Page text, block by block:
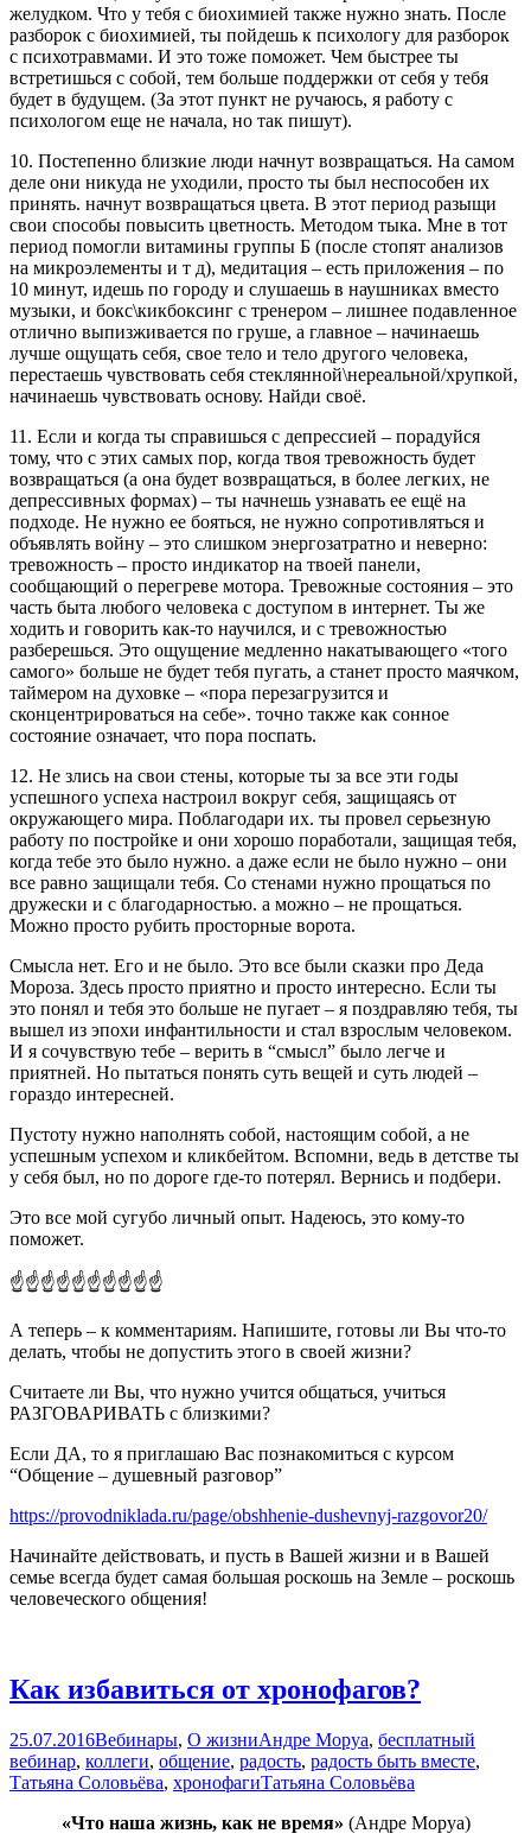
желудком. Что у тебя с биохимией также нужно знать. После
разборок с биохимией, ты пойдешь к психологу для разборок
с психотравмами. И это тоже поможет. Чем быстрее ты
встретишься с собой, тем больше поддержки от себя у тебя
будет в будущем. (За этот пункт не ручаюсь, я работу с
психологом еще не начала, но так пишут).
10. Постепенно близкие люди начнут возвращаться. На самом
деле они никуда не уходили, просто ты был неспособен их
принять. начнут возвращаться цвета. В этот период разыщи
свои способы повысить цветность. Методом тыка. Мне в тот
период помогли витамины группы Б (после стопят анализов
на микроэлементы и т д), медитация – есть приложения – по
10 минут, идешь по городу и слушаешь в наушниках вместо
музыки, и бокс\кикбоксинг с тренером – лишнее подавленное
отлично выпизживается по груше, а главное – начинаешь
лучше ощущать себя, свое тело и тело другого человека,
перестаешь чувствовать себя стеклянной\нереальной/хрупкой,
начинаешь чувствовать основу. Найди своё.
11. Если и когда ты справишься с депрессией – порадуйся
тому, что с этих самых пор, когда твоя тревожность будет
возвращаться (а она будет возвращаться, в более легких, не
депрессивных формах) – ты начнешь узнавать ее ещё на
подходе. Не нужно ее бояться, не нужно сопротивляться и
объявлять войну – это слишком энергозатратно и неверно:
тревожность – просто индикатор на твоей панели,
сообщающий о перегреве мотора. Тревожные состояния – это
часть быта любого человека с доступом в интернет. Ты же
ходить и говорить как-то научился, и с тревожностью
разберешься. Это ощущение медленно накатывающего «того
самого» больше не будет тебя пугать, а станет просто маячком,
таймером на духовке – «пора перезагрузится и
сконцентрироваться на себе». точно также как сонное
состояние означает, что пора поспать.
12. Не злись на свои стены, которые ты за все эти годы
успешного успеха настроил вокруг себя, защищаясь от
окружающего мира. Поблагодари их. ты провел серьезную
работу по постройке и они хорошо поработали, защищая тебя,
когда тебе это было нужно. а даже если не было нужно – они
все равно защищали тебя. Со стенами нужно прощаться по
дружески и с благодарностью. а можно – не прощаться.
Можно просто рубить просторные ворота.
Смысла нет. Его и не было. Это все были сказки про Деда
Мороза. Здесь просто приятно и просто интересно. Если ты
это понял и тебя это больше не пугает – я поздравляю тебя, ты
вышел из эпохи инфантильности и стал взрослым человеком.
И я сочувствую тебе – верить в “смысл” было легче и
приятней. Но пытаться понять суть вещей и суть людей –
гораздо интересней.
Пустоту нужно наполнять собой, настоящим собой, а не
успешным успехом и кликбейтом. Вспомни, ведь в детстве ты
у себя был, но по дороге где-то потерял. Вернись и подбери.
Это все мой сугубо личный опыт. Надеюсь, это кому-то
поможет.
☝️☝️☝️☝️☝️☝️☝️☝️☝️☝️
А теперь – к комментариям. Напишите, готовы ли Вы что-то
делать, чтобы не допустить этого в своей жизни?
Считаете ли Вы, что нужно учится общаться, учиться
РАЗГОВАРИВАТЬ с близкими?
Если ДА, то я приглашаю Вас познакомиться с курсом
“Общение – душевный разговор”
https://provodniklada.ru/page/obshhenie-dushevnyj-razgovor20/
Начинайте действовать, и пусть в Вашей жизни и в Вашей
семье всегда будет самая большая роскошь на Земле – роскошь
человеческого общения!
Как избавиться от хронофагов?
25.07.2016Вебинары, О жизниАндре Моруа, бесплатный
вебинар, коллеги, общение, радость, радость быть вместе,
Татьяна Соловьёва, хронофагиТатьяна Соловьёва
«Что наша жизнь, как не время» (Андре Моруа)